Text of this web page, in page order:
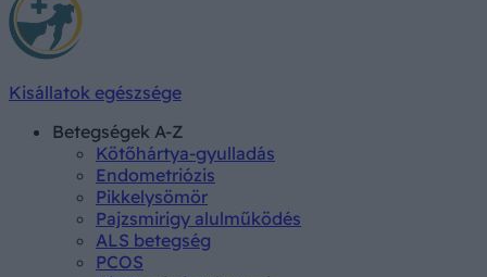
Kisállatok egészsége
Betegségek A-Z
Kötőhártya-gyulladás
Endometriózis
Pikkelysömör
Pajzsmirigy alulműködés
ALS betegség
PCOS